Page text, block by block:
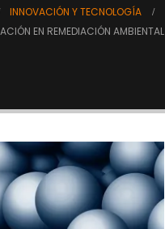
INNOVACIÓN Y TECNOLOGÍA
EN REMEDIACIÓN AMBIENTAL